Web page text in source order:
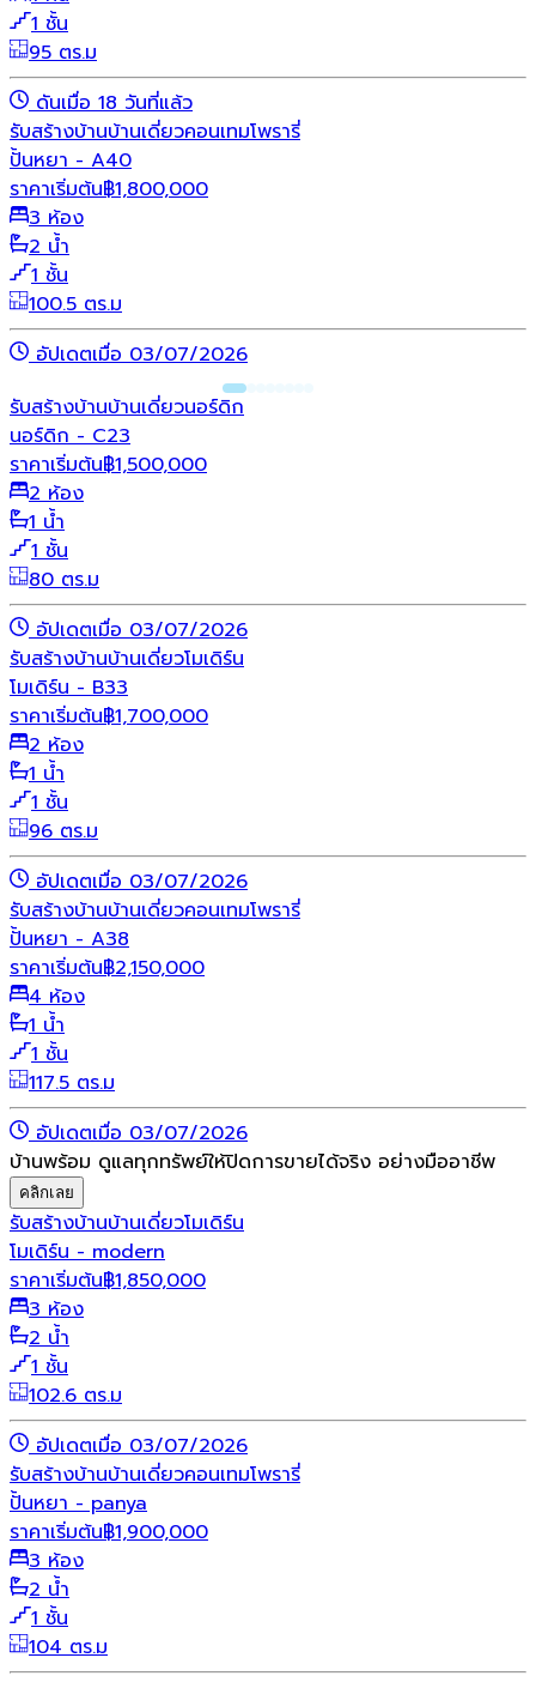
1 ชั้น
95 ตร.ม
ดันเมื่อ 18 วันที่แล้ว
รับสร้างบ้านบ้านเดี่ยวคอนเทมโพรารี่
ปั้นหยา - A40
ราคาเริ่มต้น฿1,800,000
3 ห้อง
2 น้ำ
1 ชั้น
100.5 ตร.ม
อัปเดตเมื่อ 03/07/2026
รับสร้างบ้านบ้านเดี่ยวนอร์ดิก
นอร์ดิก - C23
ราคาเริ่มต้น฿1,500,000
2 ห้อง
1 น้ำ
1 ชั้น
80 ตร.ม
อัปเดตเมื่อ 03/07/2026
รับสร้างบ้านบ้านเดี่ยวโมเดิร์น
โมเดิร์น - B33
ราคาเริ่มต้น฿1,700,000
2 ห้อง
1 น้ำ
1 ชั้น
96 ตร.ม
อัปเดตเมื่อ 03/07/2026
รับสร้างบ้านบ้านเดี่ยวคอนเทมโพรารี่
ปั้นหยา - A38
ราคาเริ่มต้น฿2,150,000
4 ห้อง
1 น้ำ
1 ชั้น
117.5 ตร.ม
อัปเดตเมื่อ 03/07/2026
บ้านพร้อม ดูแลทุกทรัพย์ให้ปิดการขายได้จริง อย่างมืออาชีพ
คลิกเลย
รับสร้างบ้านบ้านเดี่ยวโมเดิร์น
โมเดิร์น - modern
ราคาเริ่มต้น฿1,850,000
3 ห้อง
2 น้ำ
1 ชั้น
102.6 ตร.ม
อัปเดตเมื่อ 03/07/2026
รับสร้างบ้านบ้านเดี่ยวคอนเทมโพรารี่
ปั้นหยา - panya
ราคาเริ่มต้น฿1,900,000
3 ห้อง
2 น้ำ
1 ชั้น
104 ตร.ม